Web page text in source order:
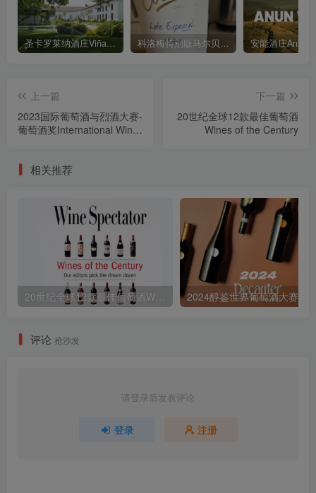
圣卡罗莱纳酒庄Viña Santa Carolina 科洛梅特别版马尔贝克红葡萄酒 Lote Especial Malbec 2022 安能酒庄Anun
上一篇
2023国际葡萄酒与烈酒大赛-
葡萄酒奖International Wine
下一篇
20世纪全球12款最佳葡萄酒
Wines of the Century
相关推荐
20世纪全球12款最佳葡萄酒Wines of the Century
评论 抢沙发
请登录后发表评论
登录 注册